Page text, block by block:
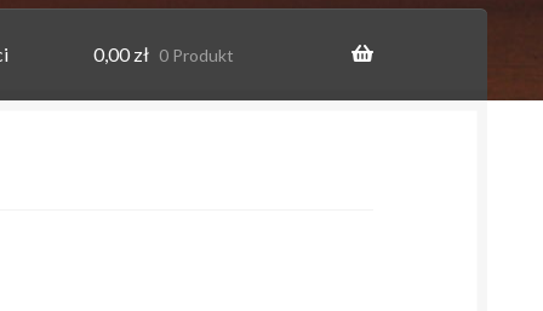
0,00 zł 0 Produkt